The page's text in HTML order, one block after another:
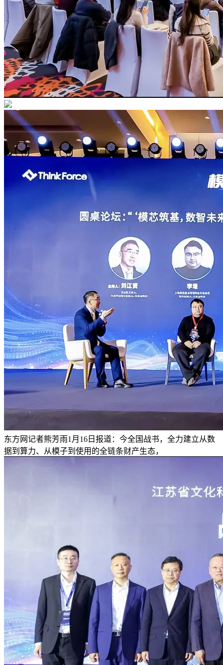
东方网记者熊芳雨1月16日报道：今全国战书，全力建立从数
据到算力、从模子到使用的全链条财产生态，